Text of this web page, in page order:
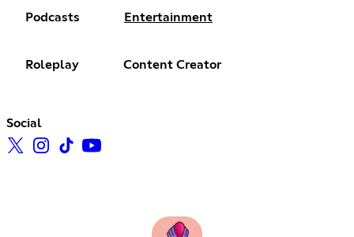
Podcasts Entertainment
Roleplay Content Creator
Social